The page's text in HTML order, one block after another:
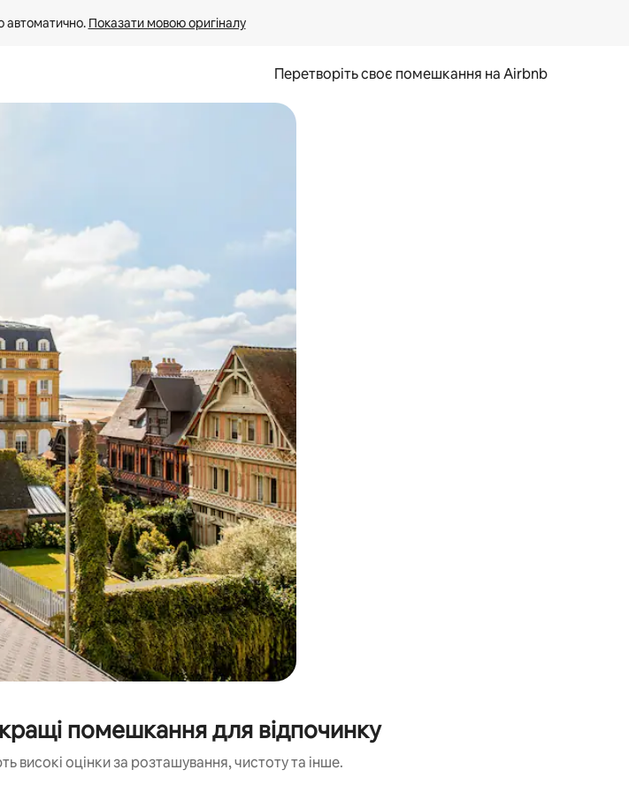
автоматично. Показати мовою оригіналу
Перетворіть своє помешкання на Airbnb
зі стрілками вгору та вниз або жести дотику та гортання.
помешкання для відпочинку
високі оцінки за розташування, чистоту та інше.